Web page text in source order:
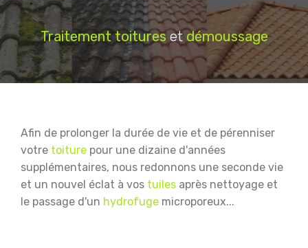
Traitement toitureset démoussage
Afin de prolonger la durée de vie et de pérenniser
votre toiture pour une dizaine d'années
supplémentaires, nous redonnons une seconde vie
et un nouvel éclat à vos tuiles après nettoyage et
le passage d'un hydrofuge microporeux...